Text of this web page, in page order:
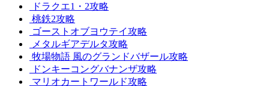
ドラクエ1・2攻略
桃鉄2攻略
ゴーストオブヨウテイ攻略
メタルギアデルタ攻略
牧場物語 風のグランドバザール攻略
ドンキーコングバナンザ攻略
マリオカートワールド攻略